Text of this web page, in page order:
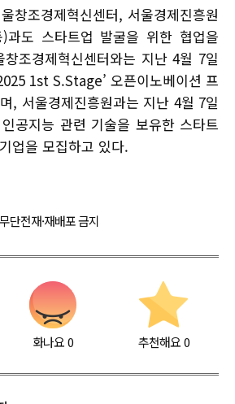
창조경제혁신센터, 서울경제진흥원
과도 스타트업 발굴을 위한 협업을
조경제혁신센터와는 지난 4월 7일
1st S.Stage’ 오픈이노베이션 프
, 서울경제진흥원과는 지난 4월 7일
공지능 관련 기술을 보유한 스타트
업을 모집하고 있다.
전재·재배포 금지
화나요0 추천해요 0